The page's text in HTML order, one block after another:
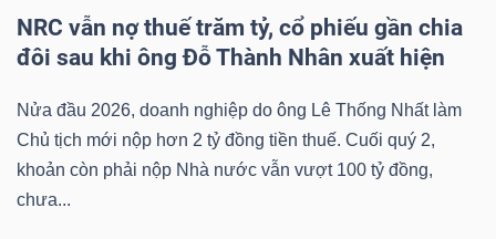
NRC vẫn nợ thuế trăm tỷ, cổ phiếu gần chia
đôi sau khi ông Đỗ Thành Nhân xuất hiện
Nửa đầu 2026, doanh nghiệp do ông Lê Thống Nhất làm
Chủ tịch mới nộp hơn 2 tỷ đồng tiền thuế. Cuối quý 2,
khoản còn phải nộp Nhà nước vẫn vượt 100 tỷ đồng,
chưa...
NGUYÊN
LIỆU